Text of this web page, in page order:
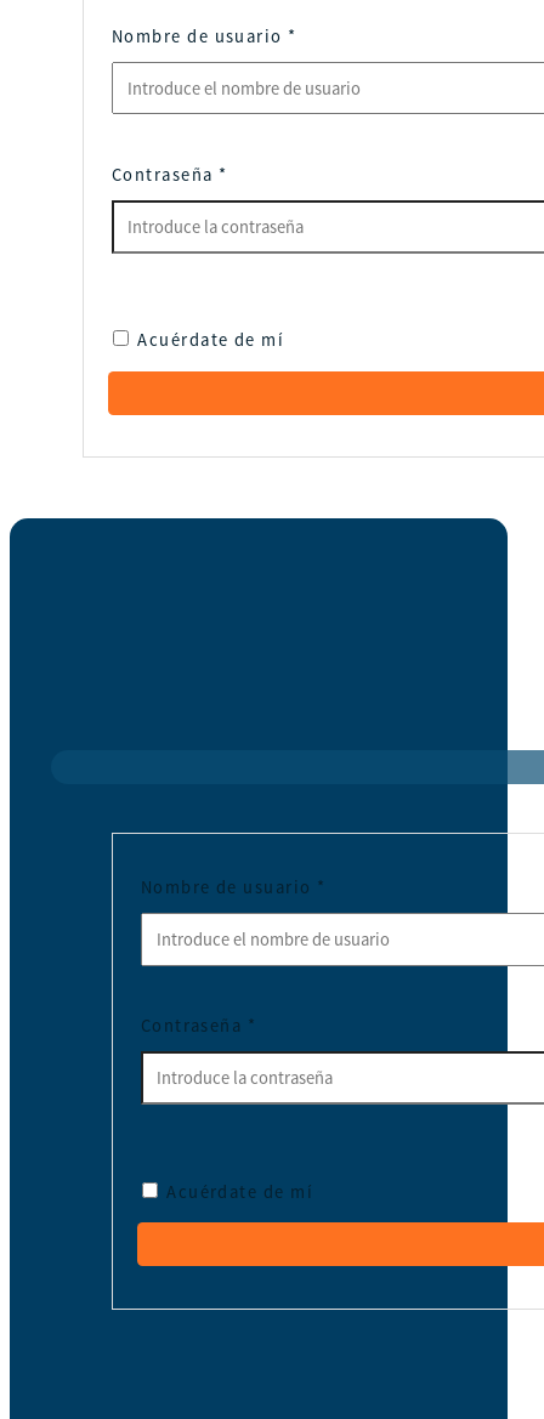
Nombre de usuario *
Contraseña *
Acuérdate de mí
Nombre de usuario *
Contraseña *
Acuérdate de mí